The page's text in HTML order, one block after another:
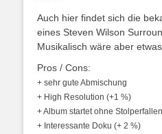
Auch hier findet sich die
eines Steven Wilson
Musikalisch wäre aber
Pros / Cons:
+ sehr gute Abmischung
+ High Resolution (+1 %)
+ Album startet ohne
+ Interessante Doku (+ 2 %)